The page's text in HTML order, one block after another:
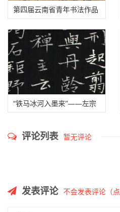
第四届云南省青年书法作品
提名展入展名单
“铁马冰河入墨来”——左宗
展名单公示
评论列表 暂无评论
发表评论 不会发表评论（点